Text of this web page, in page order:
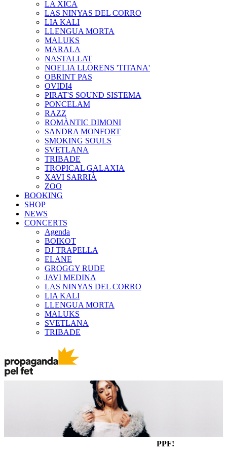
LA XICA
LAS NINYAS DEL CORRO
LIA KALI
LLENGUA MORTA
MALUKS
MARALA
NASTALLAT
NOELIA LLORENS 'TITANA'
OBRINT PAS
OVIDI4
PIRAT'S SOUND SISTEMA
PONCELAM
RAZZ
ROMÀNTIC DIMONI
SANDRA MONFORT
SMOKING SOULS
SVETLANA
TRIBADE
TROPICAL GALAXIA
XAVI SARRIÀ
ZOO
BOOKING
SHOP
NEWS
CONCERTS
Agenda
BOIKOT
DJ TRAPELLA
ELANE
GROGGY RUDE
JAVI MEDINA
LAS NINYAS DEL CORRO
LIA KALI
LLENGUA MORTA
MALUKS
SVETLANA
TRIBADE
PPF!